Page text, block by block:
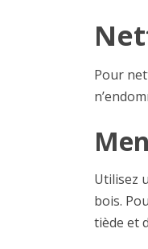
Pour
Utilisez
bois.
tiède et